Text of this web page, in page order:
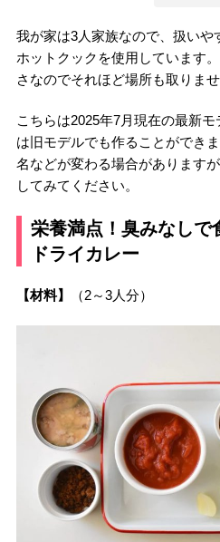
我が家は3人家族なので、扱いや
ホットクックを使用しています
さなのでそれほど場所も取りませ
こちらは2025年7月現在の最新
は旧モデルでも作ることができ
名などが変わる場合があります
してみてください。
栄養満点！臭みなしで
ドライカレー
【材料】 （2～3人分）